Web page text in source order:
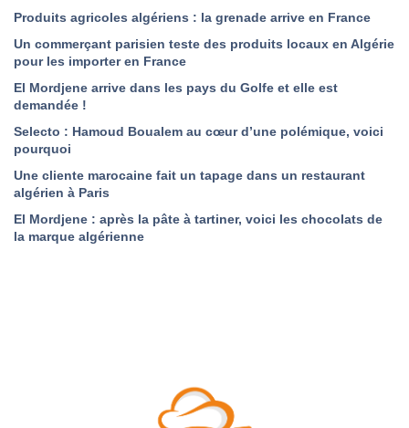
Produits agricoles algériens : la grenade arrive en France
Un commerçant parisien teste des produits locaux en Algérie
pour les importer en France
El Mordjene arrive dans les pays du Golfe et elle est
demandée !
Selecto : Hamoud Boualem au cœur d’une polémique, voici
pourquoi
Une cliente marocaine fait un tapage dans un restaurant
algérien à Paris
El Mordjene : après la pâte à tartiner, voici les chocolats de
la marque algérienne